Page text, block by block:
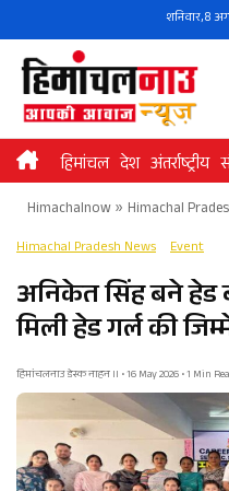
to
content
शनिवार, 8
हिमांचल देश अंतर्राष्ट्रीय
Himachalnow» Himachal
Himachal Pradesh News Event
अनिकेत सिंह बने हेड
मिली हेड गर्ल की
हिमांचलनाउ डेस्क नाहन II • 16 May 2026 • 1 Min